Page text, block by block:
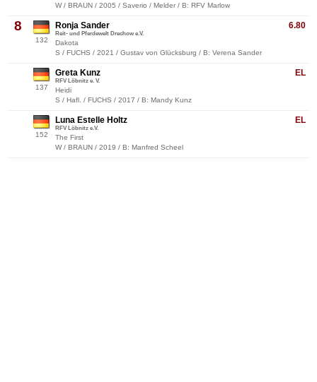
W / BRAUN / 2005 / Saverio / Melder / B: RFV Marlow
8
132
6.80
Ronja Sander
Reit- und Pferdewelt Drechow e.V.
Dakota
S / FUCHS / 2021 / Gustav von Glücksburg / B: Verena Sander
137
EL
Greta Kunz
RFV Löbnitz e. V.
Heidi
S / Hafl. / FUCHS / 2017 / B: Mandy Kunz
152
EL
Luna Estelle Holtz
RFV Löbnitz e.V.
The First
W / BRAUN / 2019 / B: Manfred Scheel